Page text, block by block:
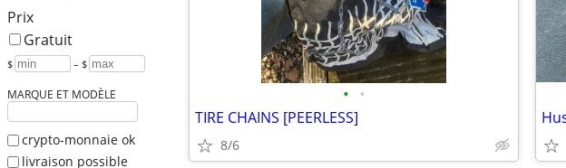
Prix
Gratuit
$ – $
MARQUE ET MODÈLE
crypto-monnaie ok
livraison possible
• •
TIRE CHAINS [PEERLESS]
8/6